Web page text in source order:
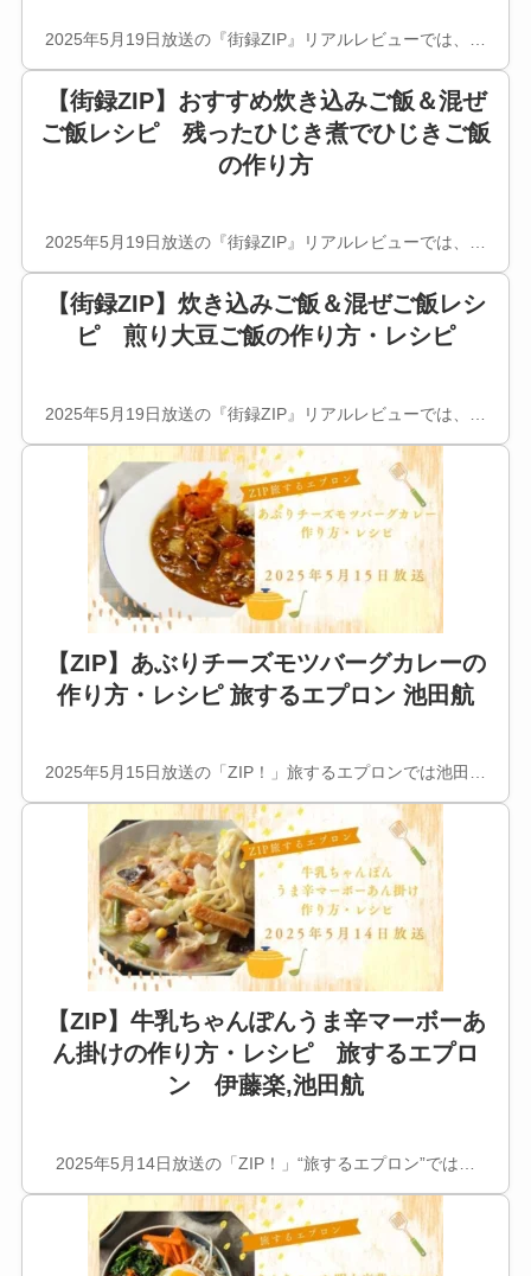
2025年5月19日放送の『街録ZIP』リアルレビューでは、…
【街録ZIP】おすすめ炊き込みご飯＆混ぜ
ご飯レシピ 残ったひじき煮でひじきご飯
の作り方
2025年5月19日放送の『街録ZIP』リアルレビューでは、…
【街録ZIP】炊き込みご飯＆混ぜご飯レシ
ピ 煎り大豆ご飯の作り方・レシピ
2025年5月19日放送の『街録ZIP』リアルレビューでは、…
【ZIP】あぶりチーズモツバーグカレーの
作り方・レシピ 旅するエプロン 池田航
2025年5月15日放送の「ZIP！」旅するエプロンでは池田…
【ZIP】牛乳ちゃんぽんうま辛マーボーあ
ん掛けの作り方・レシピ 旅するエプロ
ン 伊藤楽,池田航
2025年5月14日放送の「ZIP！」“旅するエプロン”では…